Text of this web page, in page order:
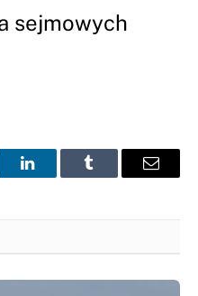
sejmowych
LinkedInTumblr Email